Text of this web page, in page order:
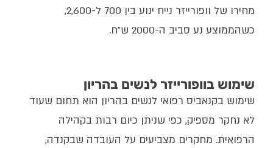
מחירו של וופורייזר נייח ינוע בין 700 ל-2,600,
כשהממוצע נע סביב ה-2000 ש"ח.
שימוש בוופורייזר לנשים בהריון
שימוש בקנאביס רפואי לנשים בהריון הוא תחום שעוד
לא נחקר מספיק, כפי שניתן כיום רבות בקהילה
הרפואית. מחקרים מצביעים על העובדה שבקנדה,